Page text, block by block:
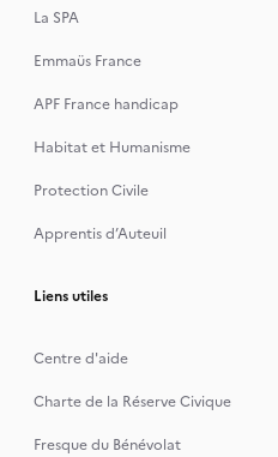
La SPA
Emmaüs France
APF France handicap
Habitat et Humanisme
Protection Civile
Apprentis d’Auteuil
Liens utiles
Centre d'aide
Charte de la Réserve Civique
Fresque du Bénévolat